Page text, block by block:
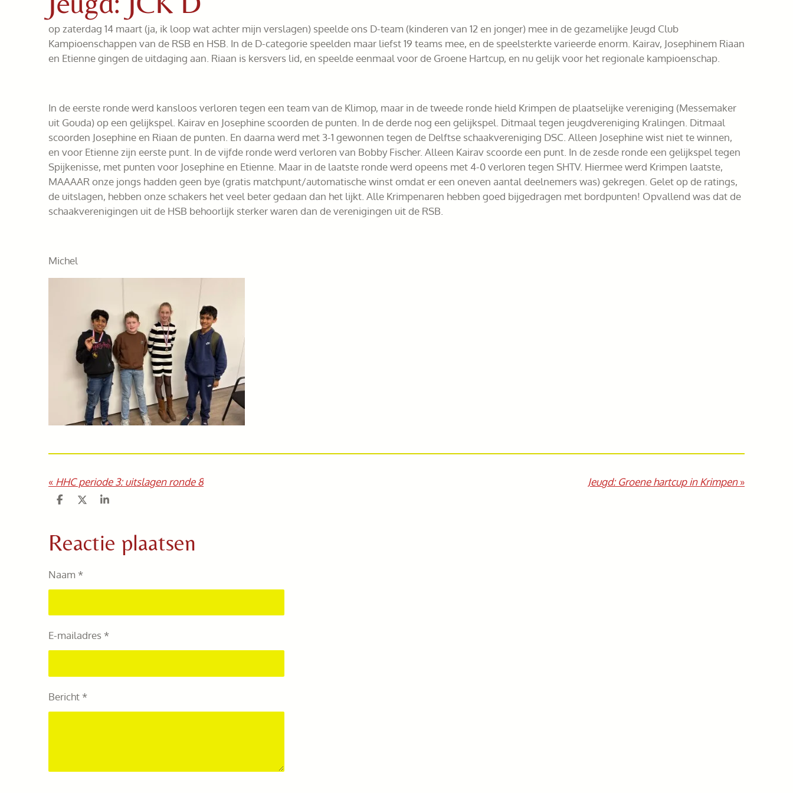
op zaterdag 14 maart (ja, ik loop wat achter mijn verslagen) speelde ons D-team (kinderen van 12 en jonger) mee in de gezamelijke Jeugd Club
Kampioenschappen van de RSB en HSB. In de D-categorie speelden maar liefst 19 teams mee, en de speelsterkte varieerde enorm. Kairav, Josephinem Riaan
en Etienne gingen de uitdaging aan. Riaan is kersvers lid, en speelde eenmaal voor de Groene Hartcup, en nu gelijk voor het regionale kampioenschap.
In de eerste ronde werd kansloos verloren tegen een team van de Klimop, maar in de tweede ronde hield Krimpen de plaatselijke vereniging (Messemaker
uit Gouda) op een gelijkspel. Kairav en Josephine scoorden de punten. In de derde nog een gelijkspel. Ditmaal tegen jeugdvereniging Kralingen. Ditmaal
scoorden Josephine en Riaan de punten. En daarna werd met 3-1 gewonnen tegen de Delftse schaakvereniging DSC. Alleen Josephine wist niet te winnen,
en voor Etienne zijn eerste punt. In de vijfde ronde werd verloren van Bobby Fischer. Alleen Kairav scoorde een punt. In de zesde ronde een gelijkspel tegen
Spijkenisse, met punten voor Josephine en Etienne. Maar in de laatste ronde werd opeens met 4-0 verloren tegen SHTV. Hiermee werd Krimpen laatste,
MAAAAR onze jongs hadden geen bye (gratis matchpunt/automatische winst omdat er een oneven aantal deelnemers was) gekregen. Gelet op de ratings,
de uitslagen, hebben onze schakers het veel beter gedaan dan het lijkt. Alle Krimpenaren hebben goed bijgedragen met bordpunten! Opvallend was dat de
schaakverenigingen uit de HSB behoorlijk sterker waren dan de verenigingen uit de RSB.
Michel
« HHC periode 3: uitslagen ronde 8 Jeugd: Groene hartcup in Krimpen »
D
e
n
D
S
e
Reactie plaatsen
Naam *
E-mailadres *
Bericht *